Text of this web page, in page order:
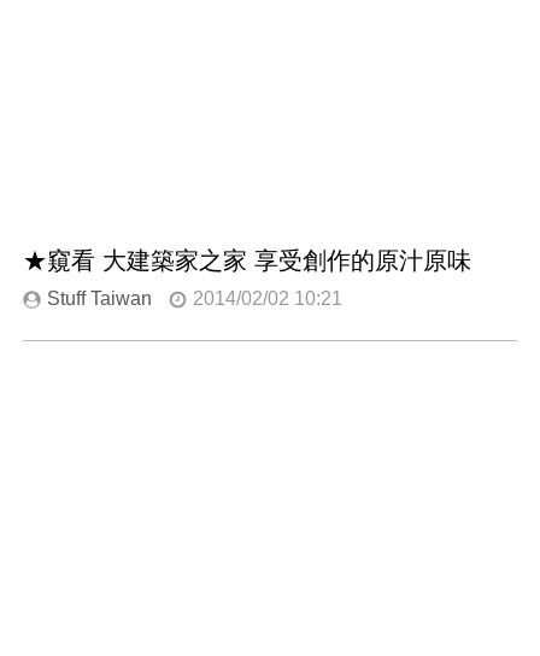
★窺看 大建築家之家 享受創作的原汁原味
Stuff Taiwan 2014/02/02 10:21